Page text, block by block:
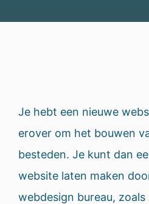
Je hebt een nieuwe
erover om het bouwen
besteden. Je kunt dan
website laten maken
webdesign bureau, zoals